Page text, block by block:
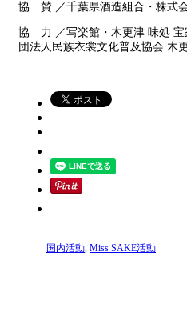
協 賛 ／千葉県酒造組合・株式
協 力 ／写楽館・木更津 味処 宝
団法人民族衣裳文化普及協会 木
国内活動, Miss SAKE活動